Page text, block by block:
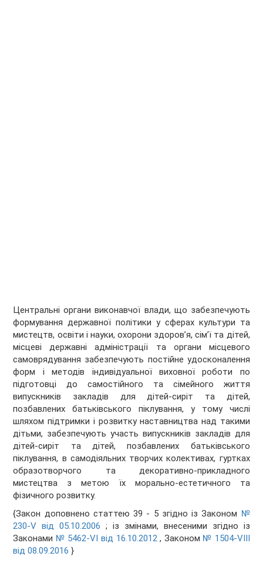
Центральні органи виконавчої влади, що забезпечують
формування державної політики у сферах культури та
мистецтв, освіти і науки, охорони здоров’я, сім’ї та дітей,
місцеві державні адміністрації та органи місцевого
самоврядування забезпечують постійне удосконалення
форм і методів індивідуальної виховної роботи по
підготовці до самостійного та сімейного життя
випускників закладів для дітей-сиріт та дітей,
позбавлених батьківського піклування, у тому числі
шляхом підтримки і розвитку наставництва над такими
дітьми, забезпечують участь випускників закладів для
дітей-сиріт та дітей, позбавлених батьківського
піклування, в самодіяльних творчих колективах, гуртках
образотворчого та декоративно-прикладного
мистецтва з метою їх морально-естетичного та
фізичного розвитку.
{Закон доповнено статтею 39 - 5 згідно із Законом №
230-V від 05.10.2006 ; із змінами, внесеними згідно із
Законами № 5462-VI від 16.10.2012, Законом № 1504-VIII
від 08.09.2016 }